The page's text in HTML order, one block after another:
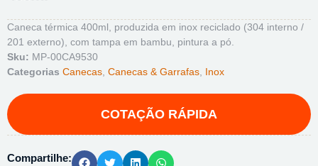
Caneca térmica 400ml, produzida em inox reciclado (304 interno /
201 externo), com tampa em bambu, pintura a pó.
Sku: MP-00CA9530
Categorias Canecas Canecas & Garrafas Inox
Compartilhe: